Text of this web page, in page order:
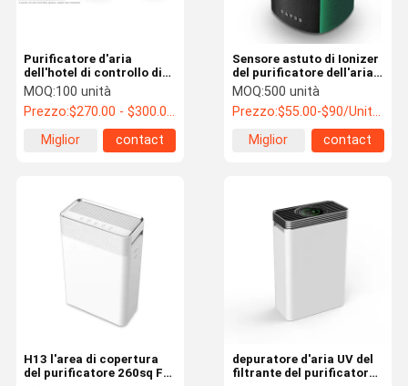
Sensore astuto di Ionizer
del purificatore dell'aria
del filtrante dell'OEM Wifi
HEPA per la casa
MOQ:500 unità
Prezzo:$55.00-$90/Units >=500 Units
Miglior
contact
Purificatore d'aria
dell'hotel di controllo di
WIFI, depuratore d'aria
del fumo del filtro da
Hepa
MOQ:100 unità
Prezzo:$270.00 - $300.00/Units
Miglior
contact
depuratore d'aria UV del
filtrante del purificatore
H13 l'area di copertura
del purificatore 260sq Ft